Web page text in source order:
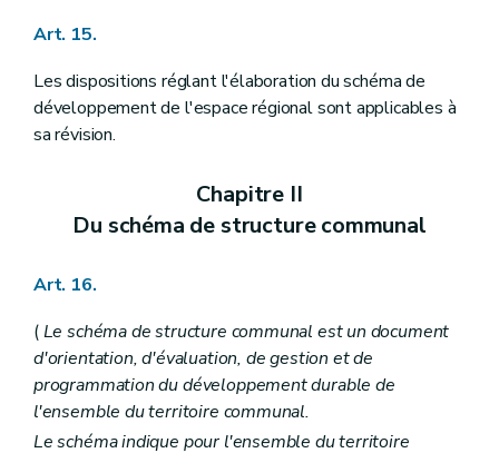
Art. 415/2
Art. 415/3
Art. 415/4
Art. 415/5
Art. 415/8
Art. 415/9
Art. 415/10
Art. 415/14
Art. 415/15
Art. 415/16
Art. 416
Chapitre XVIIquater
Règlement général sur les bâtisses en site rural
Art. 417
Art. 15.
Les dispositions réglant l'élaboration du schéma de
développement de l'espace régional sont applicables à
sa révision.
Chapitre II
Du schéma de structure communal
Art. 16.
(Le schéma de structure communal est un document
d'orientation, d'évaluation, de gestion et de
programmation du développement durable de
l'ensemble du territoire communal.
Le schéma indique pour l'ensemble du territoire